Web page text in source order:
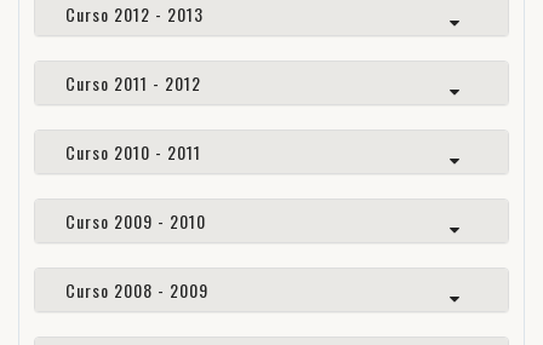
Curso 2012 - 2013
Curso 2011 - 2012
Curso 2010 - 2011
Curso 2009 - 2010
Curso 2008 - 2009